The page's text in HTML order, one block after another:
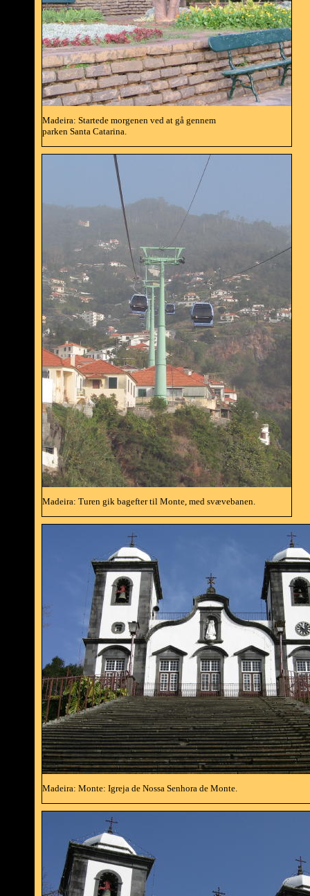
Madeira: Startede morgenen ved at gå gennem
parken Santa Catarina.
Madeira: Turen gik bagefter til Monte, med svævebanen.
Madeira: Monte: Igreja de Nossa Senhora de Monte.